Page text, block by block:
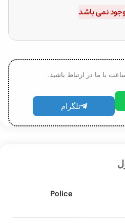
نمی باشد
با ما در ارتباط باشید.
تلگرام
Police